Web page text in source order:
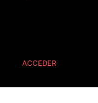
ACCEDER